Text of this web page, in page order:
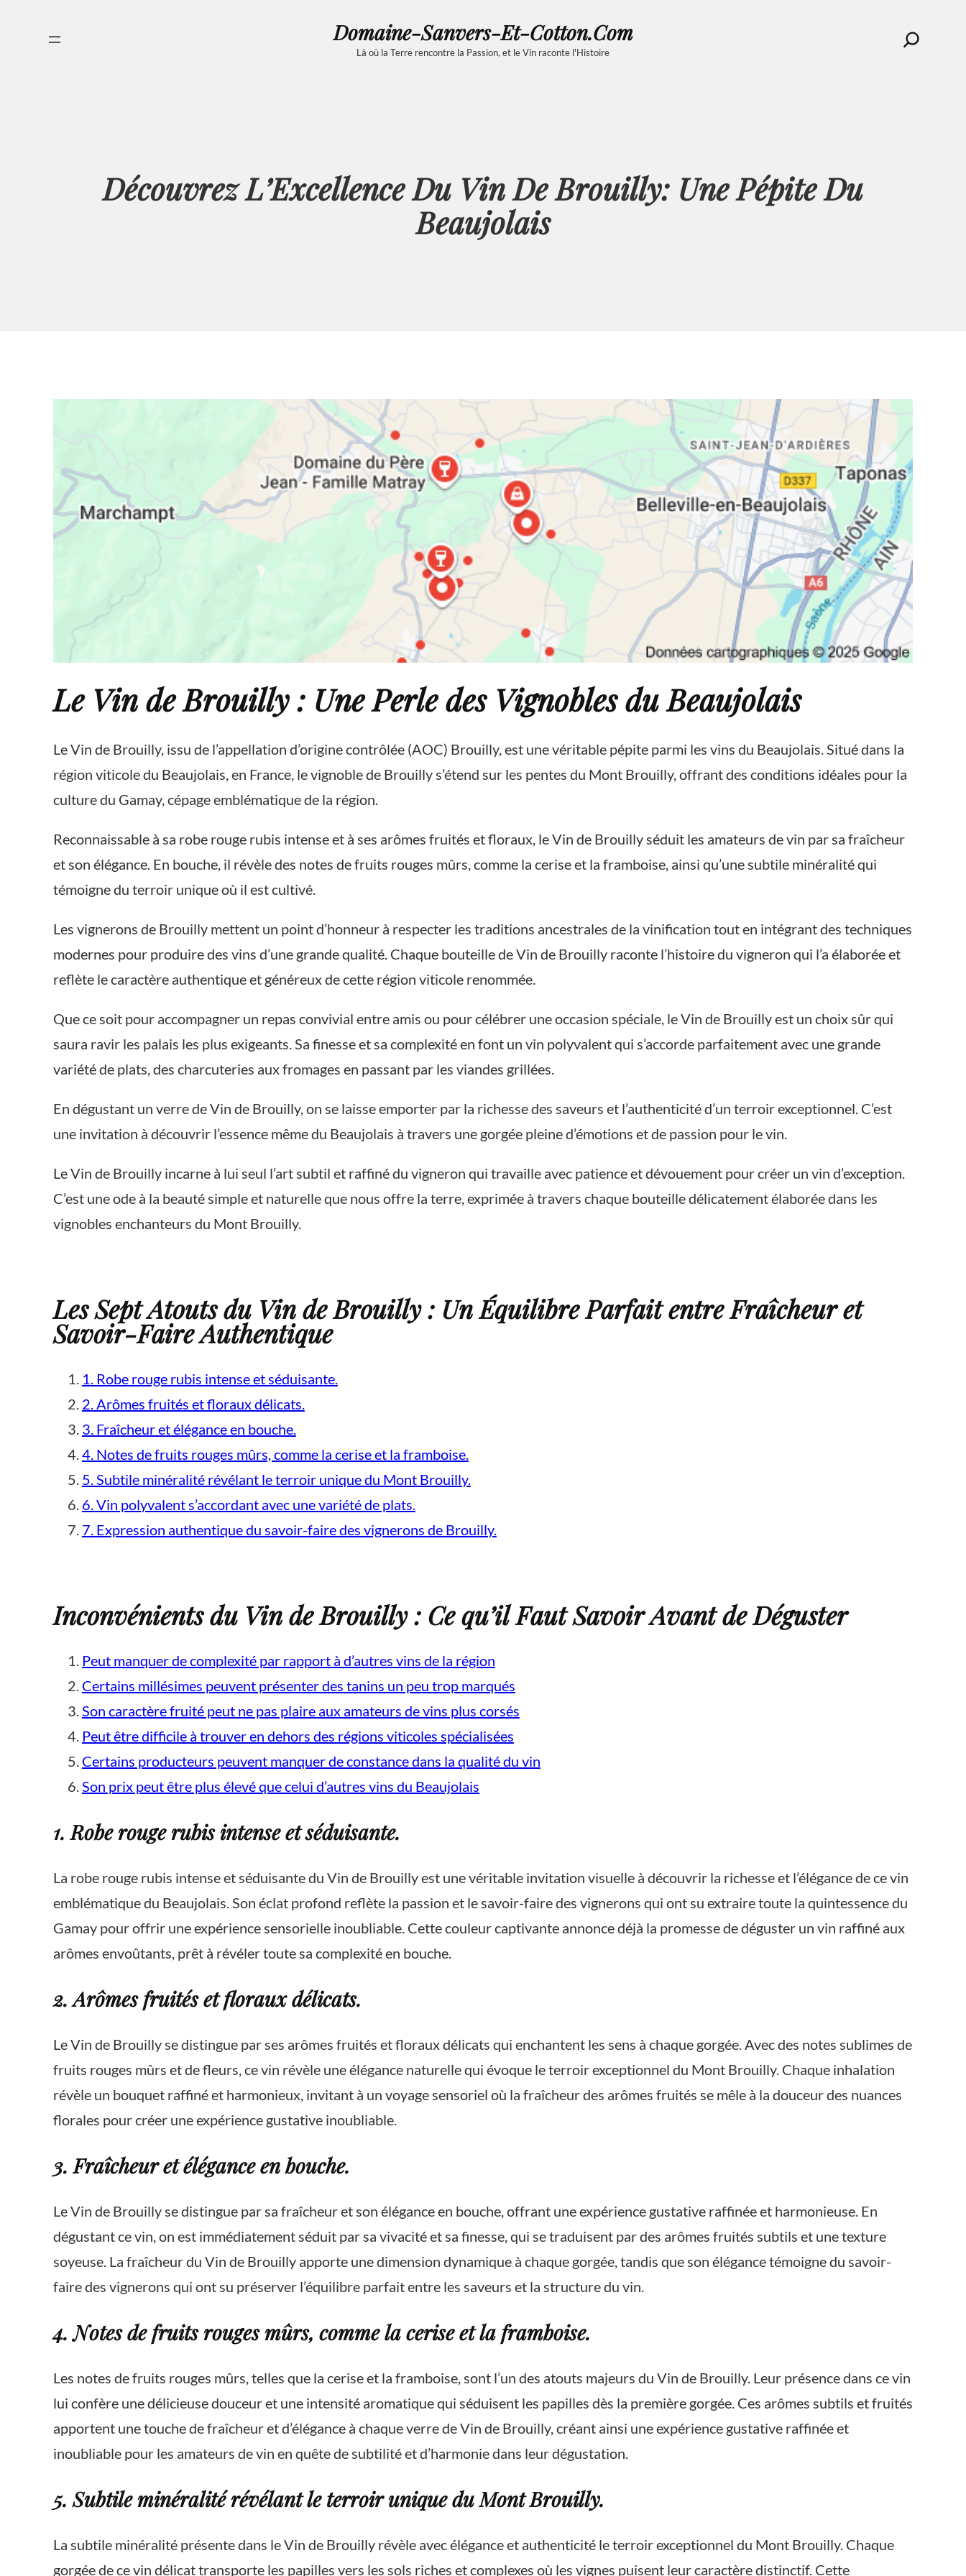
Domaine-Sanvers-Et-Cotton.com
Là où la Terre rencontre la Passion, et le Vin raconte l'Histoire
Search
Découvrez L’Excellence Du Vin De Brouilly: Une Pépite Du
Beaujolais
Le Vin de Brouilly : Une Perle des Vignobles du Beaujolais
Le Vin de Brouilly, issu de l’appellation d’origine contrôlée (AOC) Brouilly, est une véritable pépite parmi les vins du Beaujolais. Situé dans la
région viticole du Beaujolais, en France, le vignoble de Brouilly s’étend sur les pentes du Mont Brouilly, offrant des conditions idéales pour la
culture du Gamay, cépage emblématique de la région.
Reconnaissable à sa robe rouge rubis intense et à ses arômes fruités et floraux, le Vin de Brouilly séduit les amateurs de vin par sa fraîcheur
et son élégance. En bouche, il révèle des notes de fruits rouges mûrs, comme la cerise et la framboise, ainsi qu’une subtile minéralité qui
témoigne du terroir unique où il est cultivé.
Les vignerons de Brouilly mettent un point d’honneur à respecter les traditions ancestrales de la vinification tout en intégrant des techniques
modernes pour produire des vins d’une grande qualité. Chaque bouteille de Vin de Brouilly raconte l’histoire du vigneron qui l’a élaborée et
reflète le caractère authentique et généreux de cette région viticole renommée.
Que ce soit pour accompagner un repas convivial entre amis ou pour célébrer une occasion spéciale, le Vin de Brouilly est un choix sûr qui
saura ravir les palais les plus exigeants. Sa finesse et sa complexité en font un vin polyvalent qui s’accorde parfaitement avec une grande
variété de plats, des charcuteries aux fromages en passant par les viandes grillées.
En dégustant un verre de Vin de Brouilly, on se laisse emporter par la richesse des saveurs et l’authenticité d’un terroir exceptionnel. C’est
une invitation à découvrir l’essence même du Beaujolais à travers une gorgée pleine d’émotions et de passion pour le vin.
Le Vin de Brouilly incarne à lui seul l’art subtil et raffiné du vigneron qui travaille avec patience et dévouement pour créer un vin d’exception.
C’est une ode à la beauté simple et naturelle que nous offre la terre, exprimée à travers chaque bouteille délicatement élaborée dans les
vignobles enchanteurs du Mont Brouilly.
Les Sept Atouts du Vin de Brouilly : Un Équilibre Parfait entre Fraîcheur et
Savoir-Faire Authentique
1. Robe rouge rubis intense et séduisante.
2. Arômes fruités et floraux délicats.
3. Fraîcheur et élégance en bouche.
4. Notes de fruits rouges mûrs, comme la cerise et la framboise.
5. Subtile minéralité révélant le terroir unique du Mont Brouilly.
6. Vin polyvalent s’accordant avec une variété de plats.
7. Expression authentique du savoir-faire des vignerons de Brouilly.
Inconvénients du Vin de Brouilly : Ce qu’il Faut Savoir Avant de Déguster
Peut manquer de complexité par rapport à d’autres vins de la région
Certains millésimes peuvent présenter des tanins un peu trop marqués
Son caractère fruité peut ne pas plaire aux amateurs de vins plus corsés
Peut être difficile à trouver en dehors des régions viticoles spécialisées
Certains producteurs peuvent manquer de constance dans la qualité du vin
Son prix peut être plus élevé que celui d’autres vins du Beaujolais
1. Robe rouge rubis intense et séduisante.
La robe rouge rubis intense et séduisante du Vin de Brouilly est une véritable invitation visuelle à découvrir la richesse et l’élégance de ce vin
emblématique du Beaujolais. Son éclat profond reflète la passion et le savoir-faire des vignerons qui ont su extraire toute la quintessence du
Gamay pour offrir une expérience sensorielle inoubliable. Cette couleur captivante annonce déjà la promesse de déguster un vin raffiné aux
arômes envoûtants, prêt à révéler toute sa complexité en bouche.
2. Arômes fruités et floraux délicats.
Le Vin de Brouilly se distingue par ses arômes fruités et floraux délicats qui enchantent les sens à chaque gorgée. Avec des notes sublimes de
fruits rouges mûrs et de fleurs, ce vin révèle une élégance naturelle qui évoque le terroir exceptionnel du Mont Brouilly. Chaque inhalation
révèle un bouquet raffiné et harmonieux, invitant à un voyage sensoriel où la fraîcheur des arômes fruités se mêle à la douceur des nuances
florales pour créer une expérience gustative inoubliable.
3. Fraîcheur et élégance en bouche.
Le Vin de Brouilly se distingue par sa fraîcheur et son élégance en bouche, offrant une expérience gustative raffinée et harmonieuse. En
dégustant ce vin, on est immédiatement séduit par sa vivacité et sa finesse, qui se traduisent par des arômes fruités subtils et une texture
soyeuse. La fraîcheur du Vin de Brouilly apporte une dimension dynamique à chaque gorgée, tandis que son élégance témoigne du savoir-
faire des vignerons qui ont su préserver l’équilibre parfait entre les saveurs et la structure du vin.
4. Notes de fruits rouges mûrs, comme la cerise et la framboise.
Les notes de fruits rouges mûrs, telles que la cerise et la framboise, sont l’un des atouts majeurs du Vin de Brouilly. Leur présence dans ce vin
lui confère une délicieuse douceur et une intensité aromatique qui séduisent les papilles dès la première gorgée. Ces arômes subtils et fruités
apportent une touche de fraîcheur et d’élégance à chaque verre de Vin de Brouilly, créant ainsi une expérience gustative raffinée et
inoubliable pour les amateurs de vin en quête de subtilité et d’harmonie dans leur dégustation.
5. Subtile minéralité révélant le terroir unique du Mont Brouilly.
La subtile minéralité présente dans le Vin de Brouilly révèle avec élégance et authenticité le terroir exceptionnel du Mont Brouilly. Chaque
gorgée de ce vin délicat transporte les papilles vers les sols riches et complexes où les vignes puisent leur caractère distinctif. Cette